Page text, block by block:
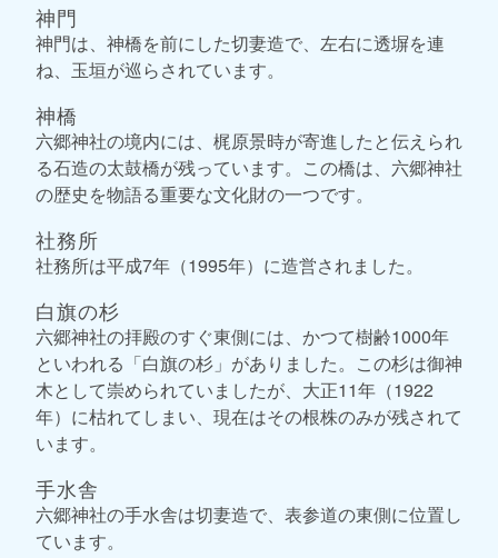
神門
神門は、神橋を前にした切妻造で、左右に透塀を連
ね、玉垣が巡らされています。
神橋
六郷神社の境内には、梶原景時が寄進したと伝えられ
る石造の太鼓橋が残っています。この橋は、六郷神社
の歴史を物語る重要な文化財の一つです。
社務所
社務所は平成7年（1995年）に造営されました。
白旗の杉
六郷神社の拝殿のすぐ東側には、かつて樹齢1000年
といわれる「白旗の杉」がありました。この杉は御神
木として崇められていましたが、大正11年（1922
年）に枯れてしまい、現在はその根株のみが残されて
います。
手水舎
六郷神社の手水舎は切妻造で、表参道の東側に位置し
ています。